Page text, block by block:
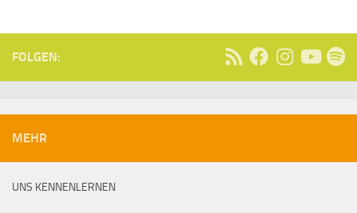
FOLGEN:
MEHR
UNS KENNENLERNEN